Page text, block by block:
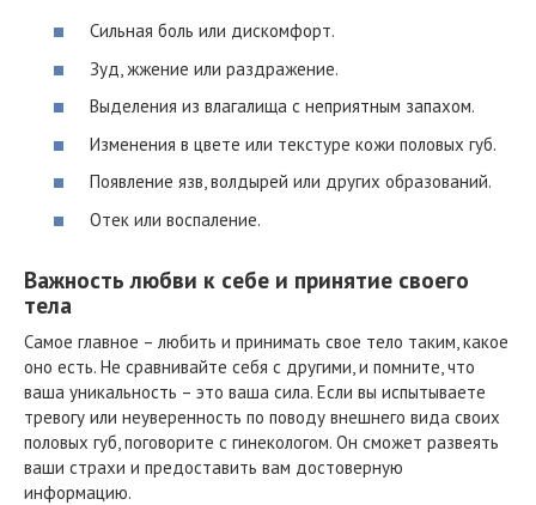
Сильная боль или дискомфорт.
Зуд, жжение или раздражение.
Выделения из влагалища с неприятным запахом.
Изменения в цвете или текстуре кожи половых губ.
Появление язв, волдырей или других образований.
Отек или воспаление.
Важность любви к себе и принятие своего
тела
Самое главное – любить и принимать свое тело таким, какое
оно есть. Не сравнивайте себя с другими, и помните, что
ваша уникальность – это ваша сила. Если вы испытываете
тревогу или неуверенность по поводу внешнего вида своих
половых губ, поговорите с гинекологом. Он сможет развеять
ваши страхи и предоставить вам достоверную
информацию.